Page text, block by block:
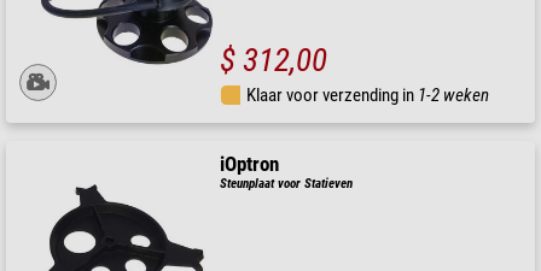
$ 312,00
Klaar voor verzending in 1-2 weken
iOptron
Steunplaat voor Statieven